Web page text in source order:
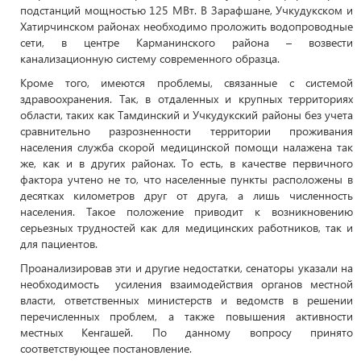
подстанций мощностью 125 МВт. В Зарафшане, Учкудукском и
Хатирчинском районах необходимо проложить водопроводные
сети, в центре Карманинского района – возвести
канализационную систему современного образца.
Кроме того, имеются проблемы, связанные с системой
здравоохранения. Так, в отдаленных и крупных территориях
области, таких как Тамдинский и Учкудукский районы без учета
сравнительно разрозненности территории проживания
населения служба скорой медицинской помощи налажена так
же, как и в других районах. То есть, в качестве первичного
фактора учтено не то, что населенные пункты расположены в
десятках километров друг от друга, а лишь численность
населения. Такое положение приводит к возникновению
серьезных трудностей как для медицинских работников, так и
для пациентов.
Проанализировав эти и другие недостатки, сенаторы указали на
необходимость усиления взаимодействия органов местной
власти, ответственных министерств и ведомств в решении
перечисленных проблем, а также повышения активности
местных Кенгашей. По данному вопросу принято
соответствующее постановление.